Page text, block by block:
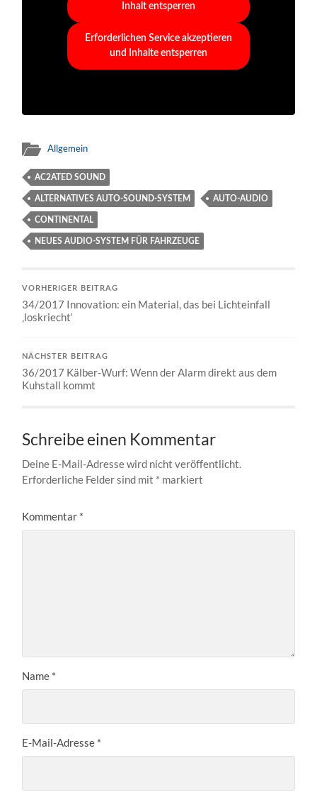
Inhalt entsperren
Erforderlichen Service akzeptieren
und Inhalte entsperren
Allgemein
AC2ATED SOUND
ALTERNATIVES AUTO-SOUND-SYSTEM AUTO-AUDIO
CONTINENTAL
NEUES AUDIO-SYSTEM FÜR FAHRZEUGE
VORHERIGER BEITRAG
34/2017 Innovation: ein Material, das bei Lichteinfall
‚loskriecht‘
NÄCHSTER BEITRAG
36/2017 Kälber-Wurf: Wenn der Alarm direkt aus dem
Kuhstall kommt
Schreibe einen Kommentar
Deine E-Mail-Adresse wird nicht veröffentlicht.
Erforderliche Felder sind mit * markiert
Kommentar *
Name *
E-Mail-Adresse *